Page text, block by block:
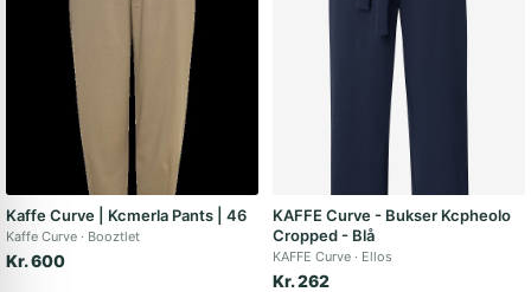
Kaffe Curve | Kcmerla Pants | 46
Kaffe Curve Booztlet
Kr. 600
KAFFE Curve - Bukser Kcpheolo
Cropped - Blå
KAFFE Curve Ellos
Kr. 262